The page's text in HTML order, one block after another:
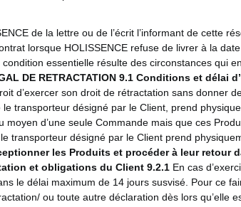
de la lettre ou de l’écrit l’informant de cette
lorsque HOLISSENCE refuse de livrer à la
essentielle résulte des circonstances qui
DE RETRACTATION 9.1 Conditions et délai
d’exercer son droit de rétractation sans donner
transporteur désigné par le Client, prend
d’une seule Commande mais que ces
transporteur désigné par le Client prend
les Produits et procéder à leur
et obligations du Client 9.2.1 En cas
le délai maximum de 14 jours susvisé. Pour ce
ou toute autre déclaration dès lors qu’elle